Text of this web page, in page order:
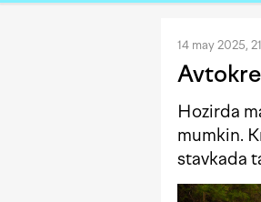
14 may 2025,
Hozirda
mumkin.
stavkada